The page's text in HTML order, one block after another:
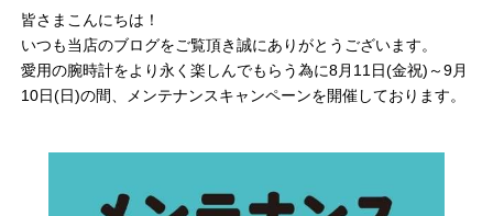
皆さまこんにちは！
いつも当店のブログをご覧頂き誠にありがとうございます。
愛用の腕時計をより永く楽しんでもらう為に8月11日(金祝)～9月
10日(日)の間、メンテナンスキャンペーンを開催しております。